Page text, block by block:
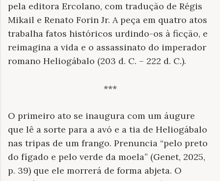
pela editora Ercolano, com tradução de Régis
Mikail e Renato Forin Jr. A peça em quatro atos
trabalha fatos históricos urdindo-os à ficção, e
reimagina a vida e o assassinato do imperador
romano Heliogábalo (203 d. C. – 222 d. C.).
***
O primeiro ato se inaugura com um áugure
que lê a sorte para a avó e a tia de Heliogábalo
nas tripas de um frango. Prenuncia “pelo preto
do fígado e pelo verde da moela” (Genet, 2025,
p. 39) que ele morrerá de forma abjeta. O